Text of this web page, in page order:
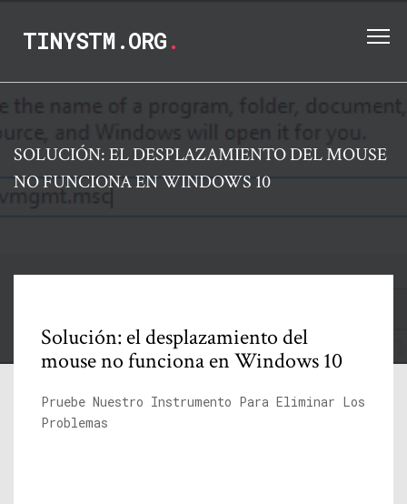
TINYSTM.ORG.
SOLUCIÓN: EL DESPLAZAMIENTO DEL MOUSE
NO FUNCIONA EN WINDOWS 10
Solución: el desplazamiento del
mouse no funciona en Windows 10
Pruebe Nuestro Instrumento Para Eliminar Los
Problemas